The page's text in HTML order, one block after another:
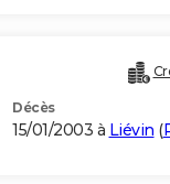
Décès
15/01/2003 à Liévin (